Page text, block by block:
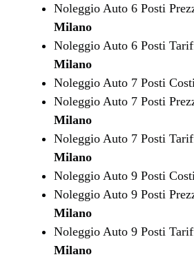
Noleggio Auto 6 Posti
Milano
Noleggio Auto 6 Posti
Milano
Noleggio Auto 7 Posti Costi
Noleggio Auto 7 Posti
Milano
Noleggio Auto 7 Posti
Milano
Noleggio Auto 9 Posti Costi
Noleggio Auto 9 Posti
Milano
Noleggio Auto 9 Posti
Milano